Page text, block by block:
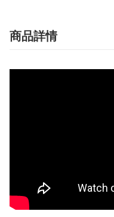
商品詳情